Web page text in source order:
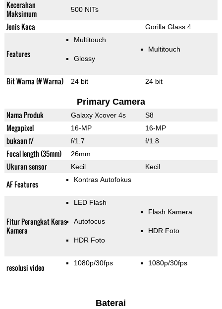
Kecerahan
Maksimum
500 NITs
Jenis Kaca Gorilla Glass 4
Features
Multitouch
Glossy
Multitouch
Bit Warna (# Warna) 24 bit 24 bit
Primary Camera
Nama Produk Galaxy Xcover 4s S8
Megapixel 16-MP 16-MP
bukaan f/ f/1.7 f/1.8
Focal length (35mm) 26mm
Ukuran sensor Kecil Kecil
AF Features Kontras Autofokus
Fitur Perangkat Keras
Kamera
LED Flash
Autofocus
HDR Foto
Flash Kamera
HDR Foto
resolusi video 1080p/30fps 1080p/30fps
Baterai